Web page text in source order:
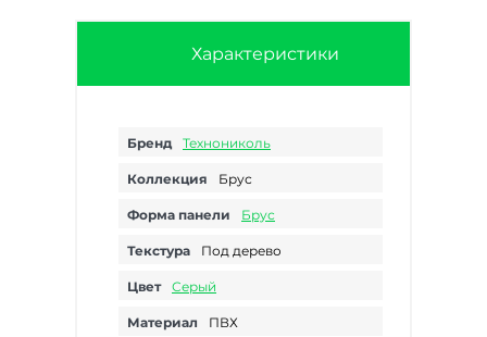
Характеристики
Бренд Технониколь
Коллекция Брус
Форма панели Брус
Текстура Под дерево
Цвет Серый
Материал ПВХ